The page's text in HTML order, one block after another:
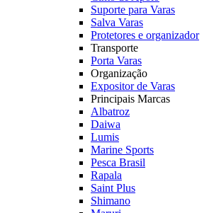
Suporte para Varas
Salva Varas
Protetores e organizador
Transporte
Porta Varas
Organização
Expositor de Varas
Principais Marcas
Albatroz
Daiwa
Lumis
Marine Sports
Pesca Brasil
Rapala
Saint Plus
Shimano